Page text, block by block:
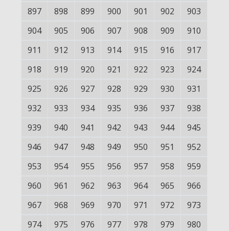
897
898 899 900 901 902
903
904
905 906 907 908 909
910
911
912 913 914 915 916
917
918
919 920 921 922 923
924
925
926 927 928 929 930
931
932
933 934 935 936 937
938
939
940 941 942 943 944
945
946
947 948 949 950 951
952
953
954 955 956 957 958
959
960
961 962 963 964 965
966
967
968 969 970 971 972
973
974
975 976 977 978 979
980